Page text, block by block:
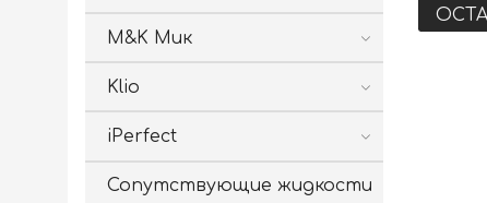
M&K Мик
Klio
iPerfect
Сопутствующие жидкости